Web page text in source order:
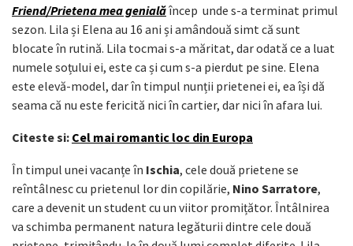
Friend/Prietena mea genialăîncep unde s-a terminat primul
sezon. Lila și Elena au 16 ani și amândouă simt că sunt
blocate în rutină. Lila tocmai s-a măritat, dar odată ce a luat
numele soțului ei, este ca și cum s-a pierdut pe sine. Elena
este elevă-model, dar în timpul nunții prietenei ei, ea își dă
seama că nu este fericită nici în cartier, dar nici în afara lui.
Citeste si: Cel mai romantic loc din Europa
În timpul unei vacanțe în Ischia, cele două prietene se
reîntâlnesc cu prietenul lor din copilărie, Nino Sarratore,
care a devenit un student cu un viitor promițător. Întâlnirea
va schimba permanent natura legăturii dintre cele două